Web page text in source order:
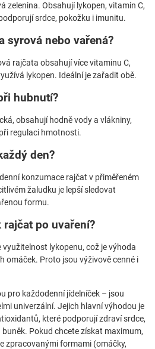
zelenina. Obsahují lykopen, vitamin C,
srdce, pokožku i imunitu.
syrová nebo vařená?
rajčata obsahují více vitaminu C,
lykopen. Ideální je zařadit obě.
hubnutí?
obsahují hodně vody a vlákniny,
regulaci hmotnosti.
den?
konzumace rajčat v přiměřeném
žaludku je lepší sledovat
formu.
po uvaření?
využitelnost lykopenu, což je výhoda
omáček. Proto jsou výživově cenné i
pro každodenní jídelníček – jsou
univerzální. Jejich hlavní výhodou je
které podporují zdraví srdce,
Pokud chcete získat maximum,
zpracovanými formami (omáčky,